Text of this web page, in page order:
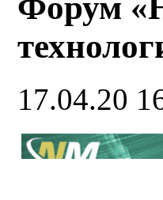
17.04.20